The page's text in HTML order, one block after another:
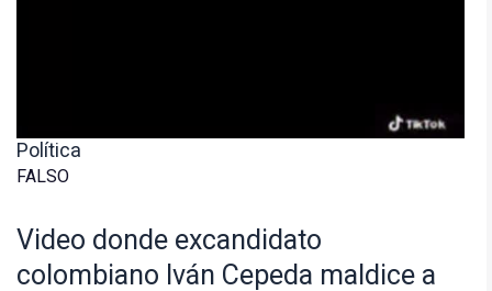
Política
FALSO
Video donde excandidato
colombiano Iván Cepeda maldice a